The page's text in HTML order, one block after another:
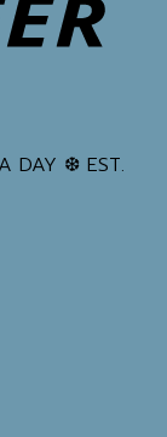
DAY ❆ EST.